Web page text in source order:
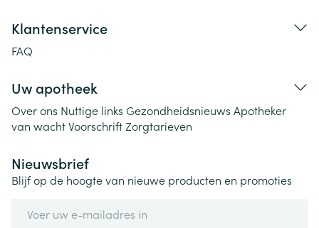
Klantenservice
FAQ
Uw apotheek
Over ons Nuttige links Gezondheidsnieuws Apotheker
van wachtVoorschriftZorgtarieven
Nieuwsbrief
Blijf op de hoogte van nieuwe producten en promoties